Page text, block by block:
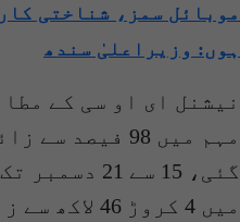
سمز، شناختی
وزیراعلیٰ سندھ
ای او سی کے
مہم میں 98
گئی، 15 سے
میں 4 کروڑ